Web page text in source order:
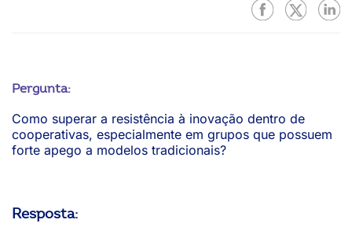
Pergunta:
Como superar a resistência à inovação dentro de
cooperativas, especialmente em grupos que possuem
forte apego a modelos tradicionais?
Resposta: